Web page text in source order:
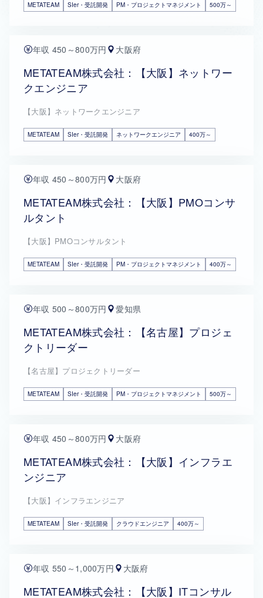
METATEAM SIer・受託開発 PM・プロジェクトマネジメント 500万～
年収 450～800万円 大阪府
METATEAM株式会社：【大阪】ネットワー
クエンジニア
【大阪】ネットワークエンジニア
METATEAM SIer・受託開発 ネットワークエンジニア 400万～
年収 450～800万円 大阪府
METATEAM株式会社：【大阪】PMOコンサ
ルタント
【大阪】PMOコンサルタント
METATEAM SIer・受託開発 PM・プロジェクトマネジメント 400万～
年収 500～800万円 愛知県
METATEAM株式会社：【名古屋】プロジェ
クトリーダー
【名古屋】プロジェクトリーダー
METATEAM SIer・受託開発 PM・プロジェクトマネジメント 500万～
年収 450～800万円 大阪府
METATEAM株式会社：【大阪】インフラエ
ンジニア
【大阪】インフラエンジニア
METATEAM SIer・受託開発 クラウドエンジニア 400万～
年収 550～1,000万円 大阪府
METATEAM株式会社：【大阪】ITコンサル